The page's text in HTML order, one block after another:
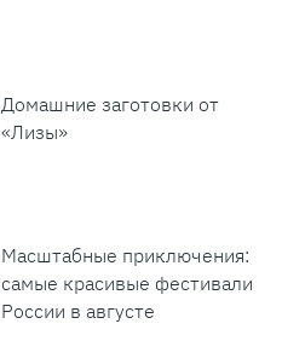
Домашние заготовки от
«Лизы»
Масштабные приключения:
самые красивые фестивали
России в августе